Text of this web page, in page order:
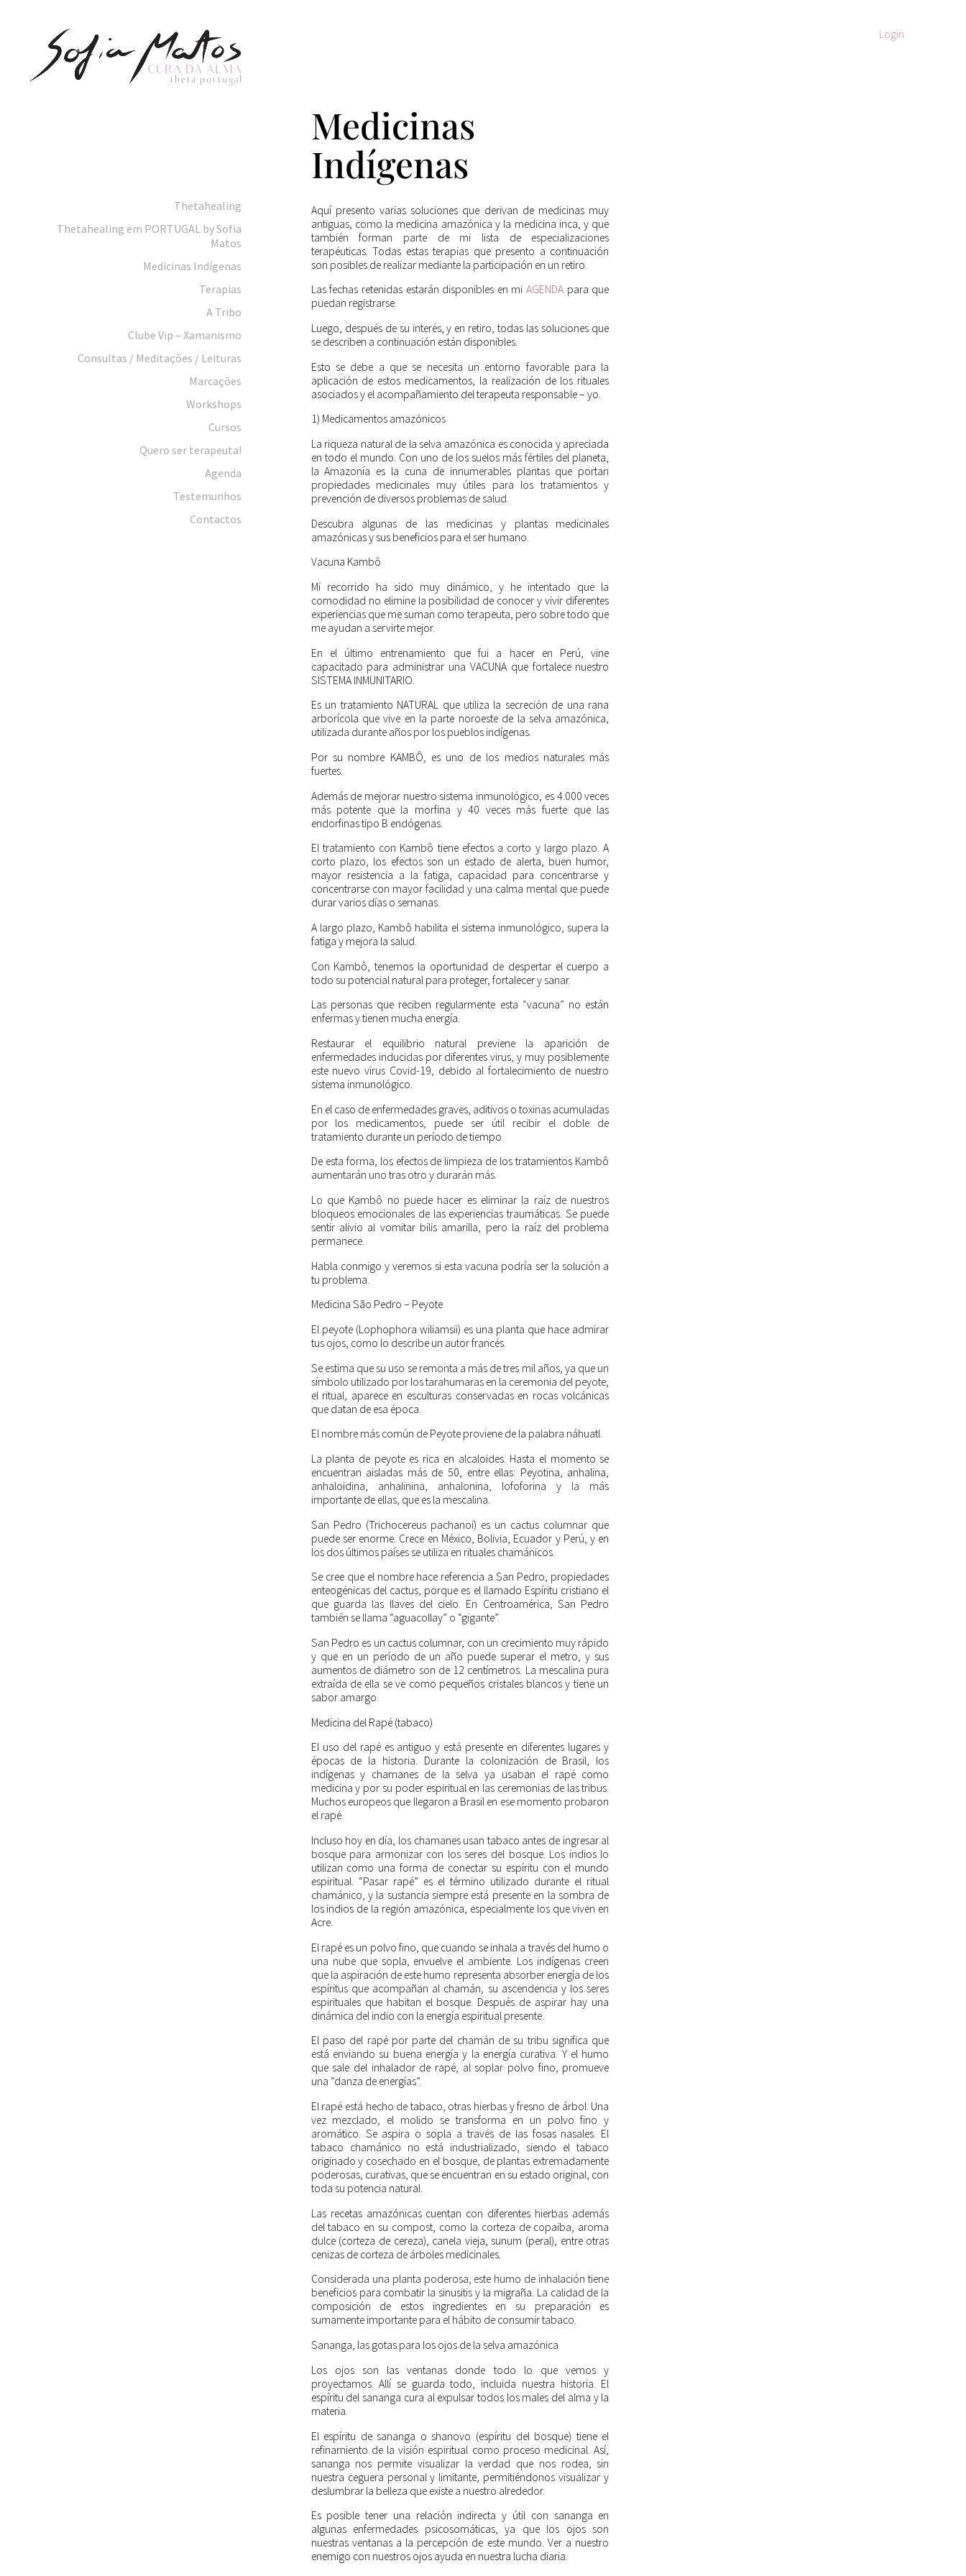
Thetahealing
Thetahealing em PORTUGAL by Sofia
Matos
Medicinas Indígenas
Terapias
A Tribo
Clube Vip – Xamanismo
Consultas / Meditações / Leituras
Marcações
Workshops
Cursos
Quero ser terapeuta!
Agenda
Testemunhos
Contactos
Login
Medicinas
Indígenas
Aquí presento varias soluciones que derivan de medicinas muy
antiguas, como la medicina amazónica y la medicina inca, y que
también forman parte de mi lista de especializaciones
terapéuticas. Todas estas terapias que presento a continuación
son posibles de realizar mediante la participación en un retiro.
Las fechas retenidas estarán disponibles en miAGENDA para que
puedan registrarse.
Luego, después de su interés, y en retiro, todas las soluciones que
se describen a continuación están disponibles.
Esto se debe a que se necesita un entorno favorable para la
aplicación de estos medicamentos, la realización de los rituales
asociados y el acompañamiento del terapeuta responsable – yo.
1) Medicamentos amazónicos
La riqueza natural de la selva amazónica es conocida y apreciada
en todo el mundo. Con uno de los suelos más fértiles del planeta,
la Amazonía es la cuna de innumerables plantas que portan
propiedades medicinales muy útiles para los tratamientos y
prevención de diversos problemas de salud.
Descubra algunas de las medicinas y plantas medicinales
amazónicas y sus beneficios para el ser humano.
Vacuna Kambô
Mi recorrido ha sido muy dinámico, y he intentado que la
comodidad no elimine la posibilidad de conocer y vivir diferentes
experiencias que me suman como terapeuta, pero sobre todo que
me ayudan a servirte mejor.
En el último entrenamiento que fui a hacer en Perú, vine
capacitado para administrar una VACUNA que fortalece nuestro
SISTEMA INMUNITARIO.
Es un tratamiento NATURAL que utiliza la secreción de una rana
arborícola que vive en la parte noroeste de la selva amazónica,
utilizada durante años por los pueblos indígenas.
Por su nombre KAMBÔ, es uno de los medios naturales más
fuertes.
Además de mejorar nuestro sistema inmunológico, es 4.000 veces
más potente que la morfina y 40 veces más fuerte que las
endorfinas tipo B endógenas.
El tratamiento con Kambô tiene efectos a corto y largo plazo. A
corto plazo, los efectos son un estado de alerta, buen humor,
mayor resistencia a la fatiga, capacidad para concentrarse y
concentrarse con mayor facilidad y una calma mental que puede
durar varios días o semanas.
A largo plazo, Kambô habilita el sistema inmunológico, supera la
fatiga y mejora la salud.
Con Kambô, tenemos la oportunidad de despertar el cuerpo a
todo su potencial natural para proteger, fortalecer y sanar.
Las personas que reciben regularmente esta “vacuna” no están
enfermas y tienen mucha energía.
Restaurar el equilibrio natural previene la aparición de
enfermedades inducidas por diferentes virus, y muy posiblemente
este nuevo virus Covid-19, debido al fortalecimiento de nuestro
sistema inmunológico.
En el caso de enfermedades graves, aditivos o toxinas acumuladas
por los medicamentos, puede ser útil recibir el doble de
tratamiento durante un período de tiempo.
De esta forma, los efectos de limpieza de los tratamientos Kambô
aumentarán uno tras otro y durarán más.
Lo que Kambô no puede hacer es eliminar la raíz de nuestros
bloqueos emocionales de las experiencias traumáticas. Se puede
sentir alivio al vomitar bilis amarilla, pero la raíz del problema
permanece.
Habla conmigo y veremos si esta vacuna podría ser la solución a
tu problema.
Medicina São Pedro – Peyote
El peyote (Lophophora wiliamsii) es una planta que hace admirar
tus ojos, como lo describe un autor francés.
Se estima que su uso se remonta a más de tres mil años, ya que un
símbolo utilizado por los tarahumaras en la ceremonia del peyote,
el ritual, aparece en esculturas conservadas en rocas volcánicas
que datan de esa época.
El nombre más común de Peyote proviene de la palabra náhuatl.
La planta de peyote es rica en alcaloides. Hasta el momento se
encuentran aisladas más de 50, entre ellas: Peyotina, anhalina,
anhaloidina, anhalinina, anhalonina, lofoforina y la más
importante de ellas, que es la mescalina.
San Pedro (Trichocereus pachanoi) es un cactus columnar que
puede ser enorme. Crece en México, Bolivia, Ecuador y Perú, y en
los dos últimos países se utiliza en rituales chamánicos.
Se cree que el nombre hace referencia a San Pedro, propiedades
enteogénicas del cactus, porque es el llamado Espíritu cristiano el
que guarda las llaves del cielo. En Centroamérica, San Pedro
también se llama “aguacollay” o “gigante”.
San Pedro es un cactus columnar, con un crecimiento muy rápido
y que en un período de un año puede superar el metro, y sus
aumentos de diámetro son de 12 centímetros. La mescalina pura
extraída de ella se ve como pequeños cristales blancos y tiene un
sabor amargo.
Medicina del Rapé (tabaco)
El uso del rapé es antiguo y está presente en diferentes lugares y
épocas de la historia. Durante la colonización de Brasil, los
indígenas y chamanes de la selva ya usaban el rapé como
medicina y por su poder espiritual en las ceremonias de las tribus.
Muchos europeos que llegaron a Brasil en ese momento probaron
el rapé.
Incluso hoy en día, los chamanes usan tabaco antes de ingresar al
bosque para armonizar con los seres del bosque. Los indios lo
utilizan como una forma de conectar su espíritu con el mundo
espiritual. “Pasar rapé” es el término utilizado durante el ritual
chamánico, y la sustancia siempre está presente en la sombra de
los indios de la región amazónica, especialmente los que viven en
Acre.
El rapé es un polvo fino, que cuando se inhala a través del humo o
una nube que sopla, envuelve el ambiente. Los indígenas creen
que la aspiración de este humo representa absorber energía de los
espíritus que acompañan al chamán, su ascendencia y los seres
espirituales que habitan el bosque. Después de aspirar hay una
dinámica del indio con la energía espiritual presente.
El paso del rapé por parte del chamán de su tribu significa que
está enviando su buena energía y la energía curativa. Y el humo
que sale del inhalador de rapé, al soplar polvo fino, promueve
una “danza de energías”.
El rapé está hecho de tabaco, otras hierbas y fresno de árbol. Una
vez mezclado, el molido se transforma en un polvo fino y
aromático. Se aspira o sopla a través de las fosas nasales. El
tabaco chamánico no está industrializado, siendo el tabaco
originado y cosechado en el bosque, de plantas extremadamente
poderosas, curativas, que se encuentran en su estado original, con
toda su potencia natural.
Las recetas amazónicas cuentan con diferentes hierbas además
del tabaco en su compost, como la corteza de copaiba, aroma
dulce (corteza de cereza), canela vieja, sunum (peral), entre otras
cenizas de corteza de árboles medicinales.
Considerada una planta poderosa, este humo de inhalación tiene
beneficios para combatir la sinusitis y la migraña. La calidad de la
composición de estos ingredientes en su preparación es
sumamente importante para el hábito de consumir tabaco.
Sananga, las gotas para los ojos de la selva amazónica
Los ojos son las ventanas donde todo lo que vemos y
proyectamos. Allí se guarda todo, incluida nuestra historia. El
espíritu del sananga cura al expulsar todos los males del alma y la
materia.
El espíritu de sananga o shanovo (espíritu del bosque) tiene el
refinamiento de la visión espiritual como proceso medicinal. Así,
sananga nos permite visualizar la verdad que nos rodea, sin
nuestra ceguera personal y limitante, permitiéndonos visualizar y
deslumbrar la belleza que existe a nuestro alrededor.
Es posible tener una relación indirecta y útil con sananga en
algunas enfermedades psicosomáticas, ya que los ojos son
nuestras ventanas a la percepción de este mundo. Ver a nuestro
enemigo con nuestros ojos ayuda en nuestra lucha diaria.